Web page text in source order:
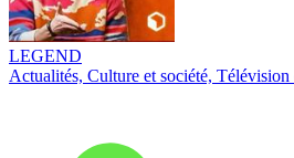
LEGEND
Actualités, Culture et société, Télévision